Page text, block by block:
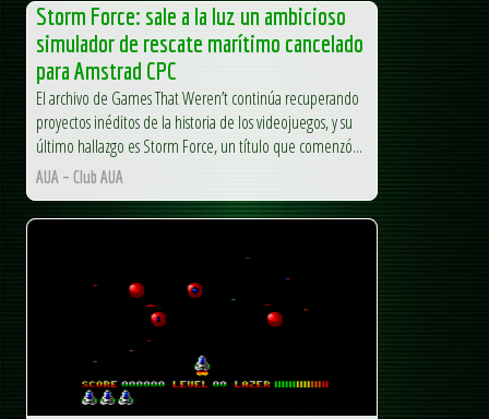
Storm Force: sale a la luz un ambicioso
simulador de rescate marítimo cancelado
para Amstrad CPC
El archivo de Games That Weren’t continúa recuperando
proyectos inéditos de la historia de los videojuegos, y su
último hallazgo es Storm Force, un título que comenzó...
AUA – Club AUA